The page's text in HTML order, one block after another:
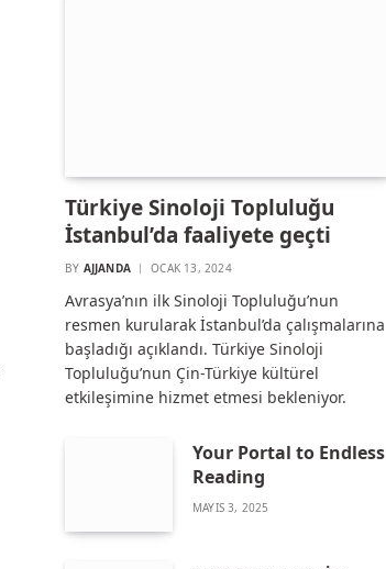
Türkiye Sinoloji Topluluğu
İstanbul’da faaliyete geçti
BY AJJANDA OCAK 13, 2024
Avrasya’nın ilk Sinoloji Topluluğu’nun
resmen kurularak İstanbul’da çalışmalarına
başladığı açıklandı. Türkiye Sinoloji
Topluluğu’nun Çin-Türkiye kültürel
etkileşimine hizmet etmesi bekleniyor.
Your Portal to Endless
Reading
MAYIS 3, 2025